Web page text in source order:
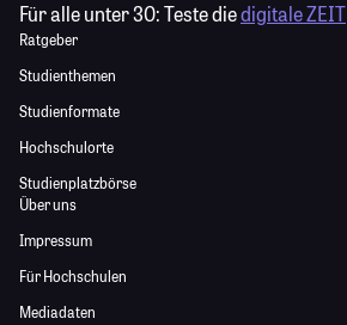
Für alle unter 30:Teste diedigitale ZEIT
Ratgeber
Studienthemen
Studienformate
Hochschulorte
Studienplatzbörse
Über uns
Impressum
Für Hochschulen
Mediadaten